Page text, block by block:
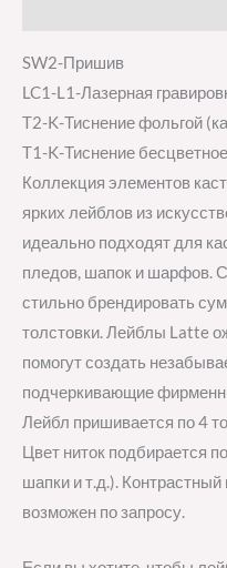
SW2-Пришив
LC1-L1-Лазерная
T2-K-Тиснение фольгой
T1-K-Тиснение
Коллекция элементов
ярких лейблов из
идеально подходят для
пледов, шапок и шарфов.
стильно брендировать
толстовки. Лейблы Latte
помогут создать
подчеркивающие
Лейбл пришивается по 4
Цвет ниток подбирается
шапки и т.д.). Контрастный
возможен по запросу.